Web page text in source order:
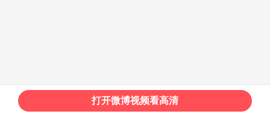
打开微博视频看高清